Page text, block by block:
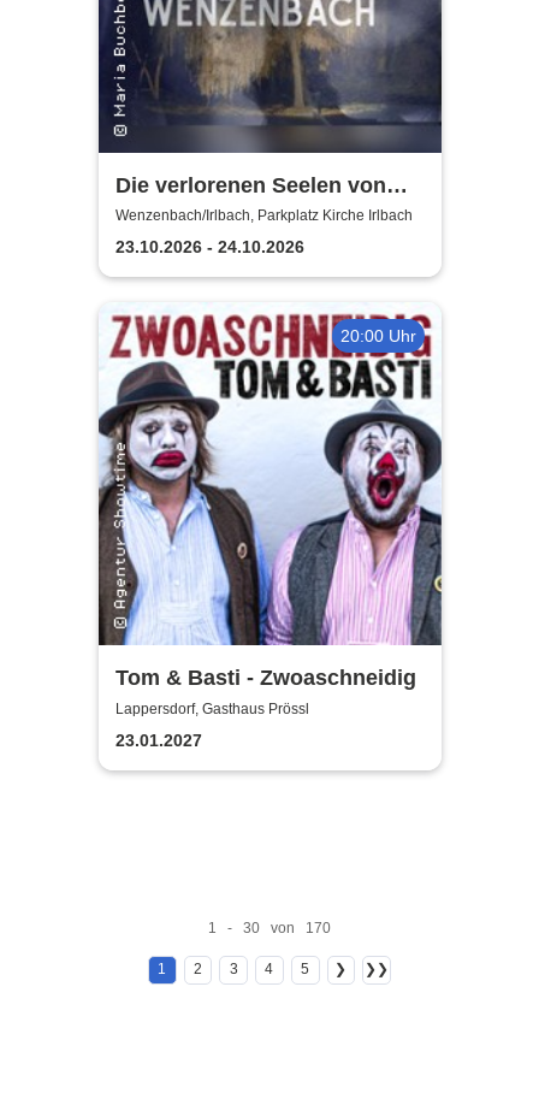
Die verlorenen Seelen von
Wenzenbach | Parkplatz
Kirche Irlbach
Wenzenbach/Irlbach, Parkplatz Kirche Irlbach
23.10.2026 - 24.10.2026
20:00 Uhr
Tom & Basti - Zwoaschneidig
Lappersdorf, Gasthaus Prössl
23.01.2027
1 - 30 von 170
1 2 3 4 5 ❯ ❯❯